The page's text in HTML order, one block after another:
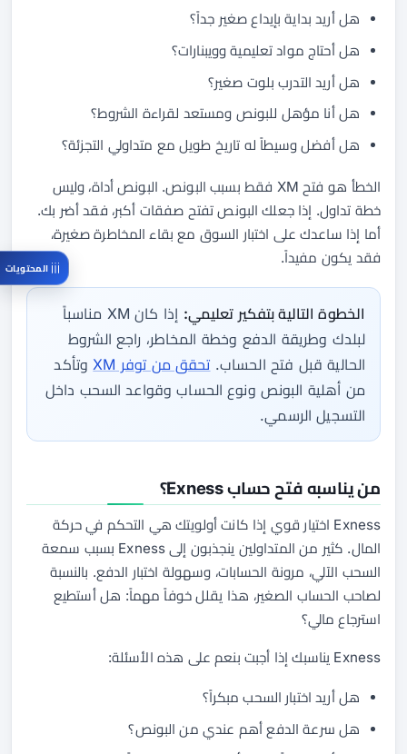
هل أريد بداية بإيداع صغير جداً؟
هل أحتاج مواد تعليمية وويبنارات؟
هل أريد التدرب بلوت صغير؟
هل أنا مؤهل للبونص ومستعد لقراءة الشروط؟
هل أفضل وسيطاً له تاريخ طويل مع متداولي التجزئة؟
الخطأ هو فتح XM فقط بسبب البونص. البونص أداة، وليس
خطة تداول. إذا جعلك البونص تفتح صفقات أكبر، فقد أضر بك.
أما إذا ساعدك على اختبار السوق مع بقاء المخاطرة صغيرة،
فقد يكون مفيداً.
الخطوة التالية بتفكير تعليمي:
إذا كان XM مناسباً
لبلدك وطريقة الدفع وخطة المخاطر، راجع الشروط
الحالية قبل فتح الحساب. تحقق من توفر XM
وتأكد
من أهلية البونص ونوع الحساب وقواعد السحب داخل
التسجيل الرسمي.
من يناسبه فتح حساب Exness؟
Exness اختيار قوي إذا كانت أولويتك هي التحكم في حركة
المال. كثير من المتداولين ينجذبون إلى Exness بسبب سمعة
السحب الآلي، مرونة الحسابات، وسهولة اختبار الدفع. بالنسبة
لصاحب الحساب الصغير، هذا يقلل خوفاً مهماً: هل أستطيع
استرجاع مالي؟
Exness يناسبك إذا أجبت بنعم على هذه الأسئلة:
هل أريد اختبار السحب مبكراً؟
هل سرعة الدفع أهم عندي من البونص؟
المحتويات